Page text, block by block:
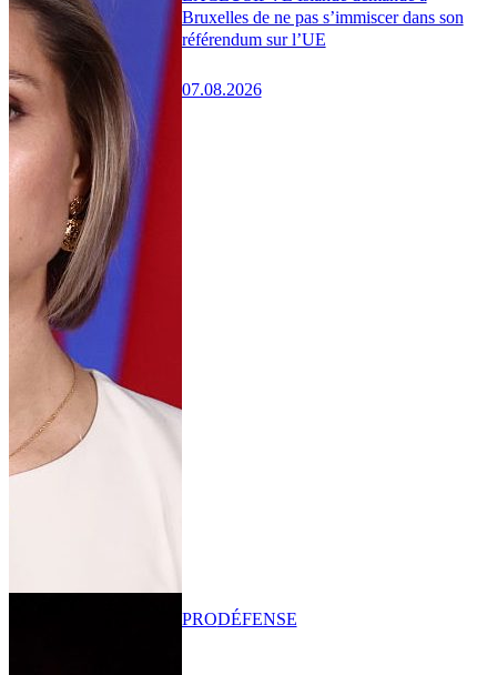
Bruxelles de ne pas s’immiscer dans son
référendum sur l’UE
07.08.2026
PRODÉFENSE